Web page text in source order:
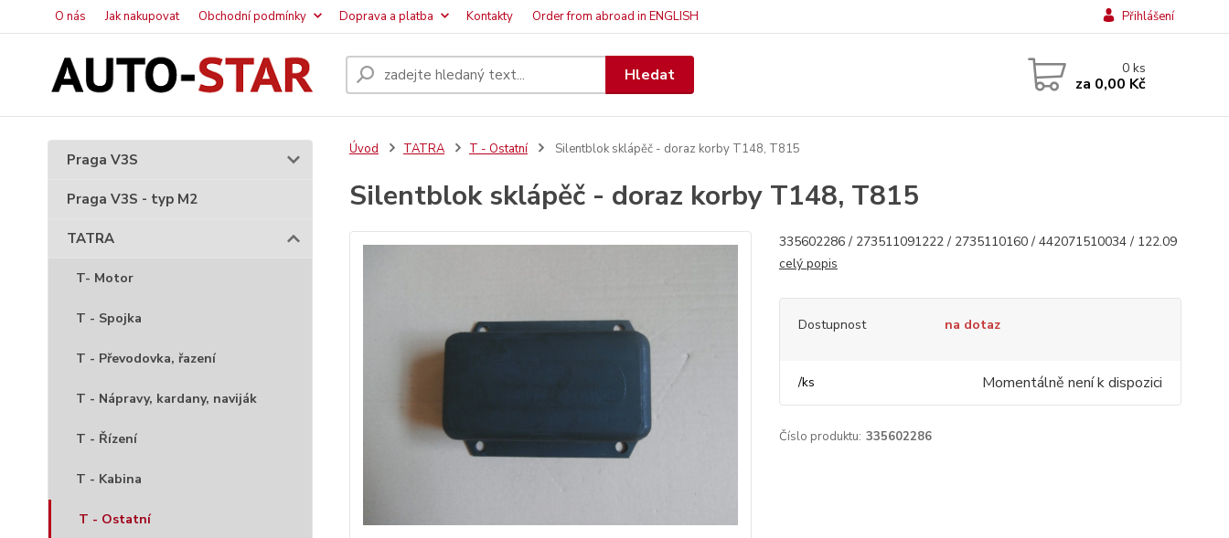
O nás Jak nakupovat Obchodní podmínky Doprava a platba Kontakty Order from abroad in ENGLISH Přihlášení
Hledat 0ks
za 0,00 Kč
Praga V3S
Praga V3S - typ M2
TATRA
T- Motor
T - Spojka
T - Převodovka, řazení
T - Nápravy, kardany, naviják
T - Řízení
T - Kabina
T - Ostatní
Úvod TATRA T - Ostatní Silentblok sklápěč - doraz korby T148, T815
Silentblok sklápěč - doraz korby T148, T815
335602286 / 273511091222 / 2735110160 / 442071510034 / 122.09
celý popis
Dostupnost na dotaz
/ks Momentálně není k dispozici
Číslo produktu: 335602286